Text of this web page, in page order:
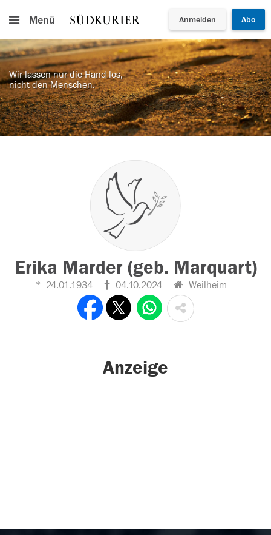
Menü Anmelden Abo
Wir lassen nur die Hand los,
nicht den Menschen.
Erika Marder (geb. Marquart)
24.01.1934 04.10.2024 Weilheim
Anzeige